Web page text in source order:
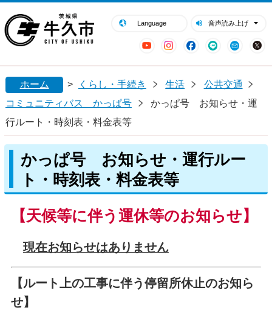
Language 音声読み上げ
YouTubeInstagram
Facebook
LINE Mail
閉じる
ホーム > くらし・手続き 生活
公共交通
コミュニティバス かっぱ号
かっぱ号 お知らせ・運
行ルート・時刻表・料金表等
かっぱ号 お知らせ・運行ルー
ト・時刻表・料金表等
【天候等に伴う運休等のお知らせ】
現在お知らせはありません
【ルート上の工事に伴う停留所休止のお知ら
せ】